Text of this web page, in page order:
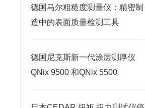
德国马尔粗糙度测量仪：精密制
造中的表面质量检测工具
德国尼克斯新一代涂层测厚仪
QNix 9500 和QNix 5500